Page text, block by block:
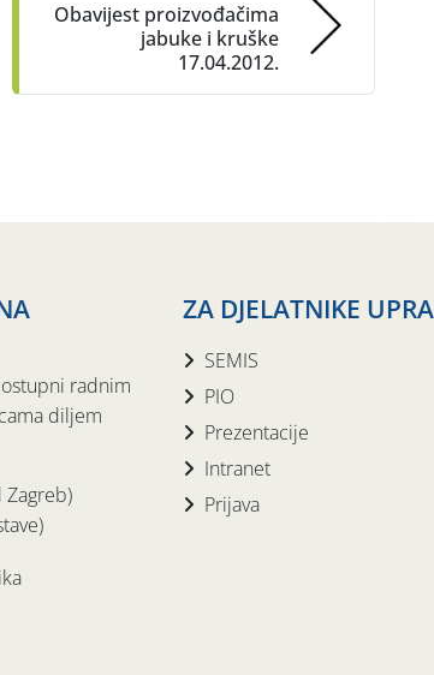
Obavijest proizvođačima
jabuke i kruške
17.04.2012.
radnim
diljem
Zagreb)
ZA DJELATNIKE
SEMIS
PIO
Prezentacije
Intranet
Prijava